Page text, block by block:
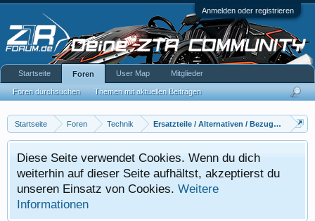
Anmelden oder registrieren
Startseite Foren Technik Ersatzteile / Alternativen / Bezugsquellen
Diese Seite verwendet Cookies. Wenn du dich
weiterhin auf dieser Seite aufhältst, akzeptierst du
unseren Einsatz von Cookies. Weitere
Informationen
Startseite Foren
Foren durchsuchen Themen mit aktuellen Beiträgen
User Map Mitglieder